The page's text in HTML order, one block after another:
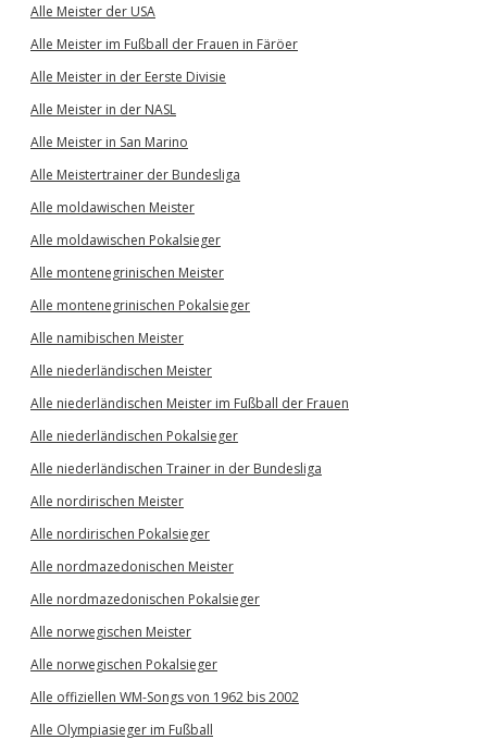
Alle Meister der USA
Alle Meister im Fußball der Frauen in Färöer
Alle Meister in der Eerste Divisie
Alle Meister in der NASL
Alle Meister in San Marino
Alle Meistertrainer der Bundesliga
Alle moldawischen Meister
Alle moldawischen Pokalsieger
Alle montenegrinischen Meister
Alle montenegrinischen Pokalsieger
Alle namibischen Meister
Alle niederländischen Meister
Alle niederländischen Meister im Fußball der Frauen
Alle niederländischen Pokalsieger
Alle niederländischen Trainer in der Bundesliga
Alle nordirischen Meister
Alle nordirischen Pokalsieger
Alle nordmazedonischen Meister
Alle nordmazedonischen Pokalsieger
Alle norwegischen Meister
Alle norwegischen Pokalsieger
Alle offiziellen WM-Songs von 1962 bis 2002
Alle Olympiasieger im Fußball